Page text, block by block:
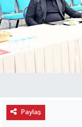
Paylaş